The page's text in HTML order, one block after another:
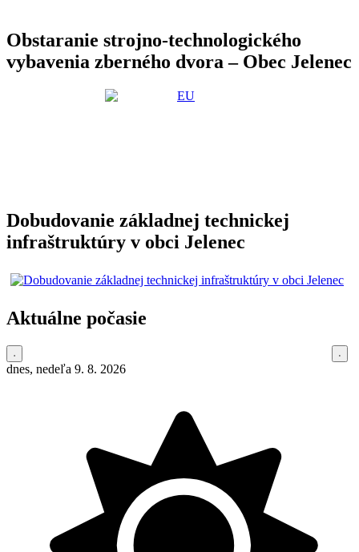
Obstaranie strojno-technologického
vybavenia zberného dvora – Obec Jelenec
Dobudovanie základnej technickej
infraštruktúry v obci Jelenec
Aktuálne počasie
dnes, nedeľa 9. 8. 2026